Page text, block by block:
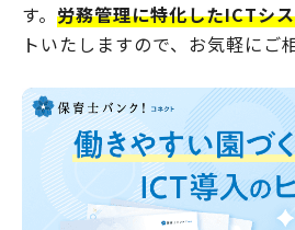
す。 労務管理に特化したICTシ
トいたしますので、お気軽にご